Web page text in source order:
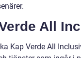
All
Kap Verde All